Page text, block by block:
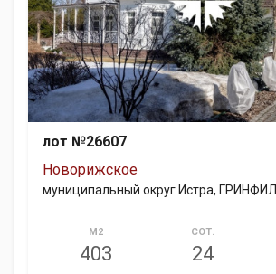
лот №26607
Новорижское
муниципальный округ Истра,
М2
403
СОТ.
24